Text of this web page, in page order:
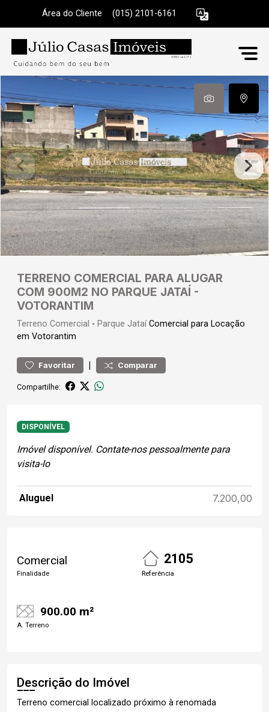
Área do Cliente (015) 2101-6161
TERRENO COMERCIAL PARA ALUGAR
COM 900M2 NO PARQUE JATAÍ -
VOTORANTIM
Terreno Comercial - Parque JataíComercial para Locação
em Votorantim
Favoritar | Comparar
Compartilhe:
DISPONÍVEL
Imóvel disponível. Contate-nos pessoalmente para
visita-lo
Aluguel 7.200,00
Comercial
Finalidade
2105
Referência
900.00 m²
A. Terreno
Descrição do Imóvel
Terreno comercial localizado próximo à renomada